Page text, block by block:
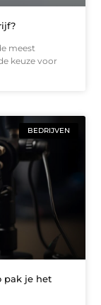
meest
keuze voor
BEDRIJVEN
pak je het